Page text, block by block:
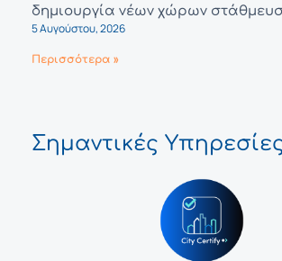
δημιουργία νέων χώρων
5 Αυγούστου, 2026
Περισσότερα »
Σημαντικές